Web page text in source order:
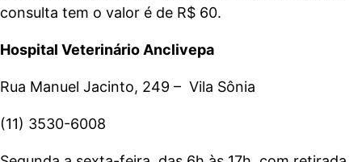
consulta tem o valor é de R$ 60.
Hospital Veterinário Anclivepa
Rua Manuel Jacinto, 249 – Vila Sônia
(11) 3530-6008